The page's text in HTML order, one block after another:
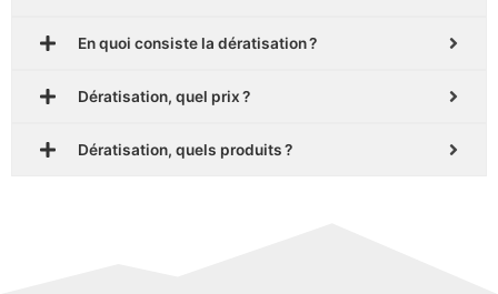
En quoi consiste la dératisation ?
Dératisation, quel prix ?
Dératisation, quels produits ?